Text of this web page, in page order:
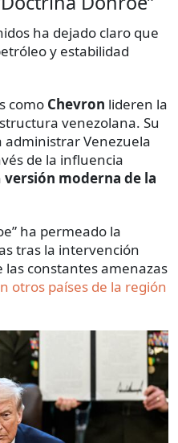
ha dejado claro que
y estabilidad
como Chevron lideren la
venezolana. Su
Venezuela
de la influencia
versión moderna de la
ha permeado la
tras la intervención
constantes amenazas
otros países de la región